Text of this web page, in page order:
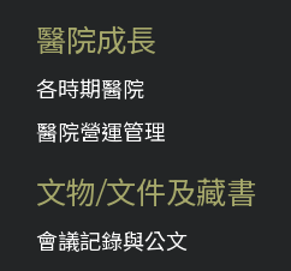
醫院成長
各時期醫院
醫院營運管理
文物/文件及藏書
會議記錄與公文